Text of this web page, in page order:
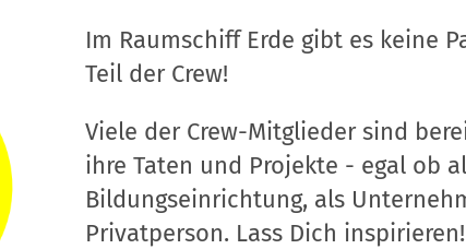
Im Raumschiff Erde gibt es keine
Teil der Crew!
Viele der Crew-Mitglieder sind
ihre Taten und Projekte - egal ob
Bildungseinrichtung, als
Privatperson. Lass Dich inspirieren!